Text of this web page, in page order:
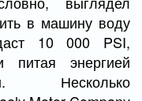
в машину воду
10 000 PSI,
энергией
Несколько